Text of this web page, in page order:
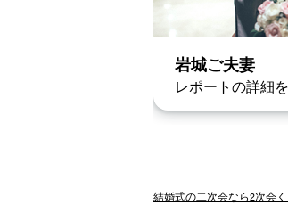
岩城ご夫妻
レポートの詳細
結婚式の二次会なら2次会